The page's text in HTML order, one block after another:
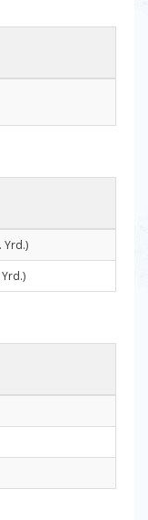
Yrd.)
Yrd.)